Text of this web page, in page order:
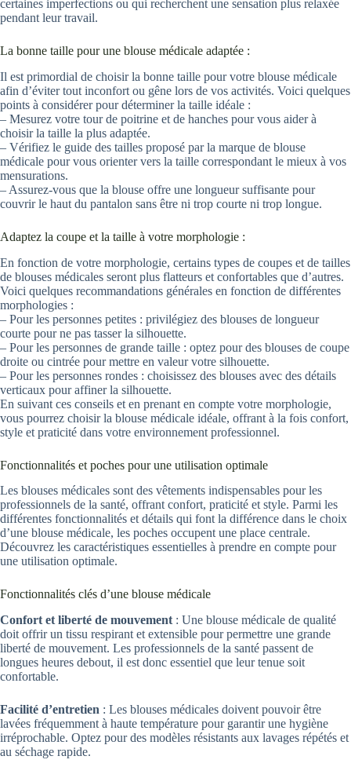
certaines imperfections ou qui recherchent une sensation plus relaxée
pendant leur travail.
La bonne taille pour une blouse médicale adaptée :
Il est primordial de choisir la bonne taille pour votre blouse médicale
afin d’éviter tout inconfort ou gêne lors de vos activités. Voici quelques
points à considérer pour déterminer la taille idéale :
– Mesurez votre tour de poitrine et de hanches pour vous aider à
choisir la taille la plus adaptée.
– Vérifiez le guide des tailles proposé par la marque de blouse
médicale pour vous orienter vers la taille correspondant le mieux à vos
mensurations.
– Assurez-vous que la blouse offre une longueur suffisante pour
couvrir le haut du pantalon sans être ni trop courte ni trop longue.
Adaptez la coupe et la taille à votre morphologie :
En fonction de votre morphologie, certains types de coupes et de tailles
de blouses médicales seront plus flatteurs et confortables que d’autres.
Voici quelques recommandations générales en fonction de différentes
morphologies :
– Pour les personnes petites : privilégiez des blouses de longueur
courte pour ne pas tasser la silhouette.
– Pour les personnes de grande taille : optez pour des blouses de coupe
droite ou cintrée pour mettre en valeur votre silhouette.
– Pour les personnes rondes : choisissez des blouses avec des détails
verticaux pour affiner la silhouette.
En suivant ces conseils et en prenant en compte votre morphologie,
vous pourrez choisir la blouse médicale idéale, offrant à la fois confort,
style et praticité dans votre environnement professionnel.
Fonctionnalités et poches pour une utilisation optimale
Les blouses médicales sont des vêtements indispensables pour les
professionnels de la santé, offrant confort, praticité et style. Parmi les
différentes fonctionnalités et détails qui font la différence dans le choix
d’une blouse médicale, les poches occupent une place centrale.
Découvrez les caractéristiques essentielles à prendre en compte pour
une utilisation optimale.
Fonctionnalités clés d’une blouse médicale
Confort et liberté de mouvement : Une blouse médicale de qualité
doit offrir un tissu respirant et extensible pour permettre une grande
liberté de mouvement. Les professionnels de la santé passent de
longues heures debout, il est donc essentiel que leur tenue soit
confortable.
Facilité d’entretien : Les blouses médicales doivent pouvoir être
lavées fréquemment à haute température pour garantir une hygiène
irréprochable. Optez pour des modèles résistants aux lavages répétés et
au séchage rapide.